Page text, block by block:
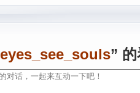
eyes_see_souls”